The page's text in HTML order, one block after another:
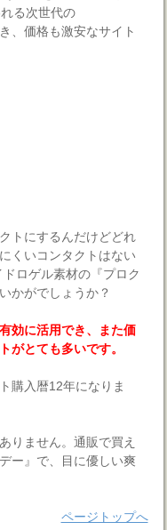
る次世代の
、価格も激安なサイト
トにするんだけどどれ
くいコンタクトはない
ロゲル素材の『プロク
かがでしょうか？
効に活用でき、また価
がとても多いです。
購入暦12年になりま
りません。通販で買え
ー』で、目に優しい爽
ページトップへ